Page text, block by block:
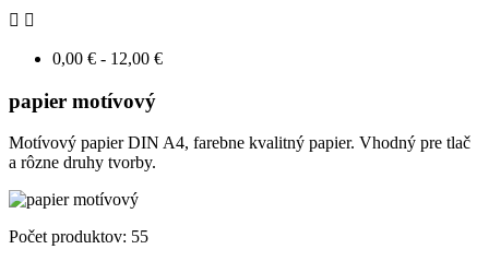
 
0,00 € - 12,00 €
papier motívový
Motívový papier DIN A4, farebne kvalitný papier. Vhodný pre tlač
a rôzne druhy tvorby.
Počet produktov: 55